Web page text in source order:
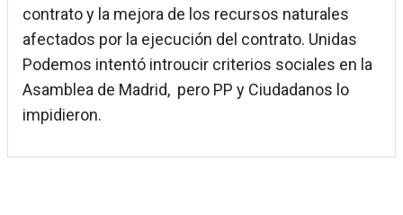
contrato y la mejora de los recursos naturales
afectados por la ejecución del contrato. Unidas
Podemos intentó introucir criterios sociales en la
Asamblea de Madrid, pero PP y Ciudadanos lo
impidieron.